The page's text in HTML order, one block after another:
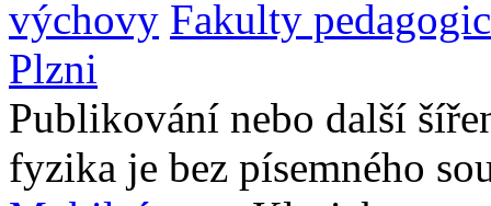
výchovy Fakulty
Plzni
Publikování nebo další
fyzika je bez písemného